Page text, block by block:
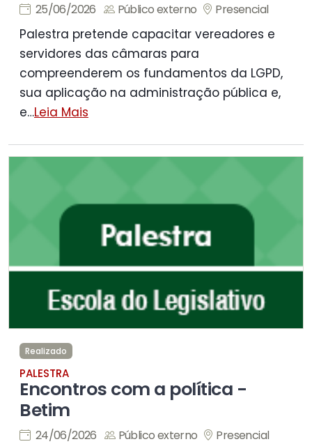
25/06/2026 Público externo Presencial
Palestra pretende capacitar vereadores e
servidores das câmaras para
compreenderem os fundamentos da LGPD,
sua aplicação na administração pública e,
e…Leia Mais
Realizado
PALESTRA
Encontros com a política -
Betim
24/06/2026 Público externo Presencial